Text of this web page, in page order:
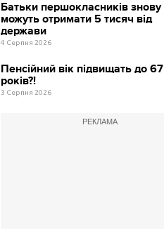
Батьки першокласників знову
можуть отримати 5 тисяч від
держави
4 Серпня 2026
Пенсійний вік підвищать до 67
років?!
3 Серпня 2026
РЕКЛАМА